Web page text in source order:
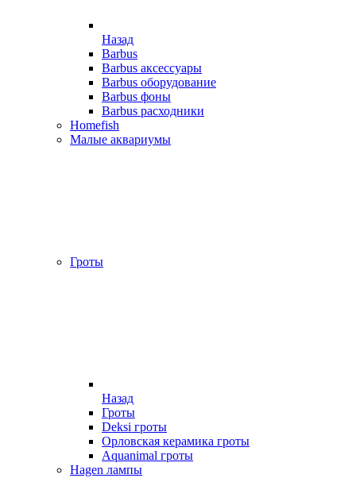
Назад
Barbus
Barbus аксессуары
Barbus оборудование
Barbus фоны
Barbus расходники
Homefish
Малые аквариумы
Гроты
Назад
Гроты
Deksi гроты
Орловская керамика гроты
Aquanimal гроты
Hagen лампы